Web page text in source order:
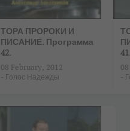
ТОРА ПРОРОКИ И
ПИСАНИЕ. Программа
42.
08 February, 2012
- Голос Надежды -